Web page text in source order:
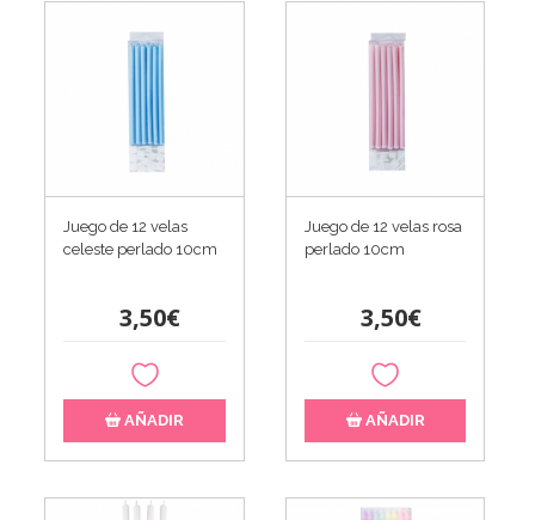
Juego de 12 velas
celeste perlado 10cm
3,50€
AÑADIR
Juego de 12 velas rosa
perlado 10cm
3,50€
AÑADIR